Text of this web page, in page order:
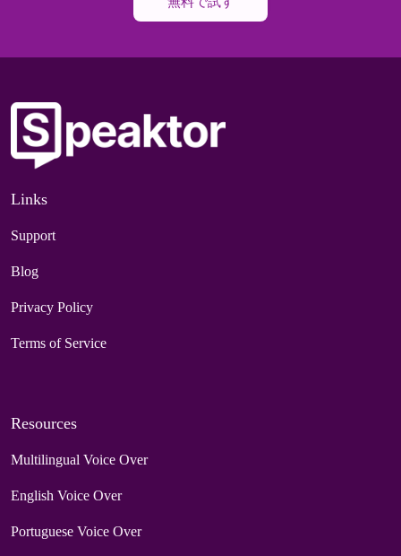
Links
Support
Blog
Privacy Policy
Terms of Service
Resources
Multilingual Voice Over
English Voice Over
Portuguese Voice Over